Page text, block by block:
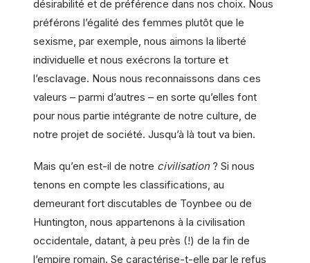
désirabilité et de préférence dans nos choix. Nous
préférons l’égalité des femmes plutôt que le
sexisme, par exemple, nous aimons la liberté
individuelle et nous exécrons la torture et
l’esclavage. Nous nous reconnaissons dans ces
valeurs – parmi d’autres – en sorte qu’elles font
pour nous partie intégrante de notre culture, de
notre projet de société. Jusqu’à là tout va bien.
Mais qu’en est-il de notre civilisation? Si nous
tenons en compte les classifications, au
demeurant fort discutables de Toynbee ou de
Huntington, nous appartenons à la civilisation
occidentale, datant, à peu près (!) de la fin de
l’empire romain. Se caractérise-t-elle par le refus